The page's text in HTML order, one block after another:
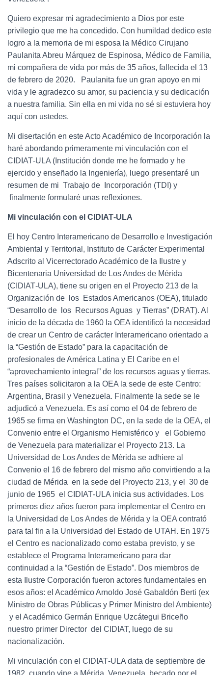
Quiero expresar mi agradecimiento a Dios por este
privilegio que me ha concedido. Con humildad dedico este
logro a la memoria de mi esposa la Médico Cirujano
Paulanita Abreu Márquez de Espinosa, Médico de Familia,
mi compañera de vida por más de 35 años, fallecida el 13
de febrero de 2020. Paulanita fue un gran apoyo en mi
vida y le agradezco su amor, su paciencia y su dedicación
a nuestra familia. Sin ella en mi vida no sé si estuviera hoy
aquí con ustedes.
Mi disertación en este Acto Académico de Incorporación la
haré abordando primeramente mi vinculación con el
CIDIAT‐ULA (Institución donde me he formado y he
ejercido y enseñado la Ingeniería), luego presentaré un
resumen de mi Trabajo de Incorporación (TDI) y
finalmente formularé unas reflexiones.
Mi vinculación con el CIDIAT‐ULA
El hoy Centro Interamericano de Desarrollo e Investigación
Ambiental y Territorial, Instituto de Carácter Experimental
Adscrito al Vicerrectorado Académico de la Ilustre y
Bicentenaria Universidad de Los Andes de Mérida
(CIDIAT‐ULA), tiene su origen en el Proyecto 213 de la
Organización de los Estados Americanos (OEA), titulado
“Desarrollo de los Recursos Aguas y Tierras” (DRAT). Al
inicio de la década de 1960 la OEA identificó la necesidad
de crear un Centro de carácter Interamericano orientado a
la “Gestión de Estado” para la capacitación de
profesionales de América Latina y El Caribe en el
“aprovechamiento integral” de los recursos aguas y tierras.
Tres países solicitaron a la OEA la sede de este Centro:
Argentina, Brasil y Venezuela. Finalmente la sede se le
adjudicó a Venezuela. Es así como el 04 de febrero de
1965 se firma en Washington DC, en la sede de la OEA, el
Convenio entre el Organismo Hemisférico y el Gobierno
de Venezuela para materializar el Proyecto 213. La
Universidad de Los Andes de Mérida se adhiere al
Convenio el 16 de febrero del mismo año convirtiendo a la
ciudad de Mérida en la sede del Proyecto 213, y el 30 de
junio de 1965 el CIDIAT‐ULA inicia sus actividades. Los
primeros diez años fueron para implementar el Centro en
la Universidad de Los Andes de Mérida y la OEA contrató
para tal fin a la Universidad del Estado de UTAH. En 1975
el Centro es nacionalizado como estaba previsto, y se
establece el Programa Interamericano para dar
continuidad a la “Gestión de Estado”. Dos miembros de
esta Ilustre Corporación fueron actores fundamentales en
esos años: el Académico Arnoldo José Gabaldón Berti (ex
Ministro de Obras Públicas y Primer Ministro del Ambiente)
y el Académico Germán Enrique Uzcátegui Briceño
nuestro primer Director del CIDIAT, luego de su
nacionalización.
Mi vinculación con el CIDIAT‐ULA data de septiembre de
1982, cuando vine a Mérida, Venezuela, becado por el